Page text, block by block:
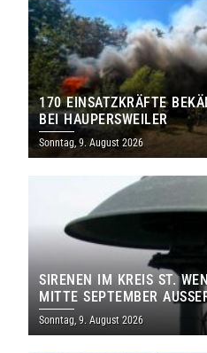
170 EINSATZKRÄFTE
EI HAUPERSWEILER
Sonntag, 9. August 2026
SIRENEN IM KREIS ST.
MITTE SEPTEMBER
Sonntag, 9. August 2026